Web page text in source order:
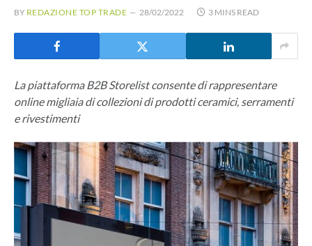
BY REDAZIONE TOP TRADE 28/02/2022 3 MINS READ
La piattaforma B2B Storelist consente di rappresentare
online migliaia di collezioni di prodotti ceramici, serramenti
e rivestimenti